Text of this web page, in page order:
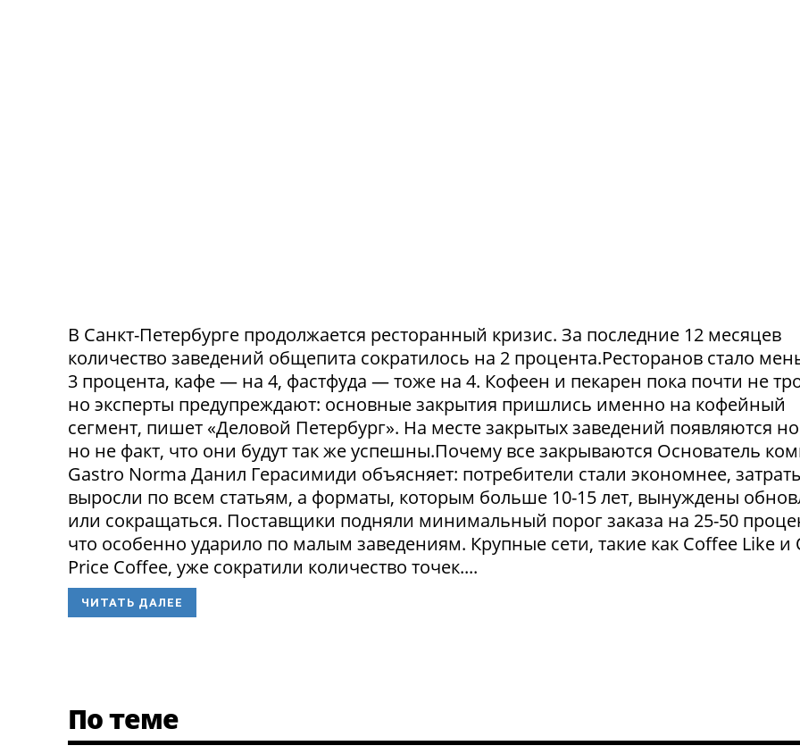
В Санкт-Петербурге продолжается ресторанный кризис. За последние 12 месяцев
количество заведений общепита сократилось на 2 процента.Ресторанов стало
3 процента, кафе — на 4, фастфуда — тоже на 4. Кофеен и пекарен пока почти не
но эксперты предупреждают: основные закрытия пришлись именно на кофейный
сегмент, пишет «Деловой Петербург». На месте закрытых заведений появляются
но не факт, что они будут так же успешны.Почему все закрываются Основатель
Gastro Norma Данил Герасимиди объясняет: потребители стали экономнее,
выросли по всем статьям, а форматы, которым больше 10-15 лет, вынуждены
или сокращаться. Поставщики подняли минимальный порог заказа на 25-50
что особенно ударило по малым заведениям. Крупные сети, такие как Coffee Like и
Price Coffee, уже сократили количество точек....
ЧИТАТЬ ДАЛЕЕ
По теме